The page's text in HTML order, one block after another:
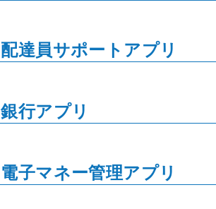
配達員サポートアプリ
銀行アプリ
電子マネー管理アプリ